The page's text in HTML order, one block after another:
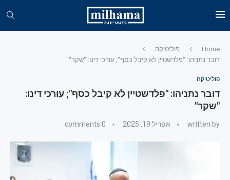
Home
פוליטיקה
דובר נתניהו: "פלדשטיין לא קיבל כסף"; עורכי דינו: "שקר"
פוליטיקה
דובר נתניהו: "פלדשטיין לא קיבל כסף"; עורכי דינו:
"שקר"
written by אפריל 19, 2025 0 comments